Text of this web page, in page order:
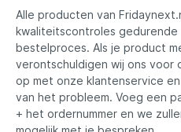
Alle producten van
kwaliteitscontroles gedurende
bestelproces. Als je product
verontschuldigen wij ons voor
op met onze klantenservice
van het probleem. Voeg een
+ het ordernummer en we